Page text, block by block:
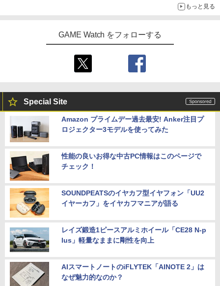
もっと見る
GAME Watch をフォローする
Special Site
Amazon プライムデー過去最安! Anker注目プ
ロジェクター3モデルを使ってみた
性能の良いお得な中古PC情報はこのページで
チェック！
SOUNDPEATSのイヤカフ型イヤフォン「UU2
イヤーカフ」をイヤカフマニアが語る
レイズ鍛造1ピースアルミホイール「CE28 N-p
lus」軽量なままに剛性を向上
AIスマートノートのiFLYTEK「AINOTE 2」は
なぜ魅力的なのか？